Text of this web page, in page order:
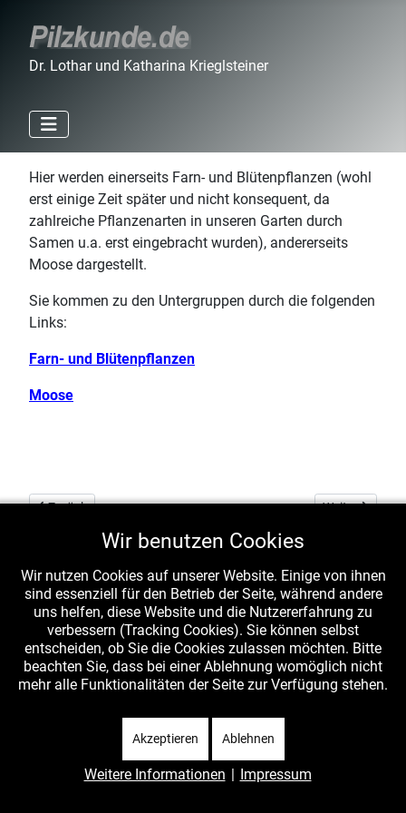
Dr. Lothar und Katharina Krieglsteiner
Hier werden einerseits Farn- und Blütenpflanzen (wohl
erst einige Zeit später und nicht konsequent, da
zahlreiche Pflanzenarten in unseren Garten durch
Samen u.a. erst eingebracht wurden), andererseits
Moose dargestellt.
Sie kommen zu den Untergruppen durch die folgenden
Links:
Farn- und Blütenpflanzen
Moose
Vorheriger Beitrag: Wiesenbeet
Zurück Nächster
Weiter
Wir benutzen Cookies
Wir nutzen Cookies auf unserer Website. Einige von ihnen
sind essenziell für den Betrieb der Seite, während andere
uns helfen, diese Website und die Nutzererfahrung zu
verbessern (Tracking Cookies). Sie können selbst
entscheiden, ob Sie die Cookies zulassen möchten. Bitte
beachten Sie, dass bei einer Ablehnung womöglich nicht
mehr alle Funktionalitäten der Seite zur Verfügung stehen.
Akzeptieren Ablehnen
Weitere Informationen | Impressum